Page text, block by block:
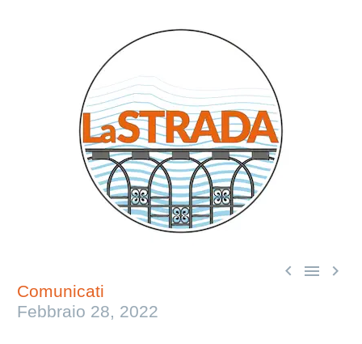
  
Comunicati
Febbraio 28, 2022